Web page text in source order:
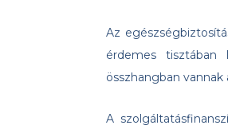
Az
érdemes
összhangban vannak
A